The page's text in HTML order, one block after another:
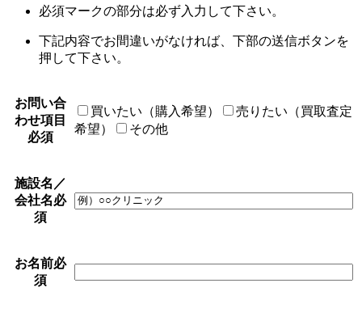
必須マークの部分は必ず入力して下さい。
下記内容でお間違いがなければ、下部の送信ボタンを
押して下さい。
お問い合
わせ項目
必須
買いたい（購入希望）
売りたい（買取査定
希望）
その他
施設名／
会社名必
須
お名前必
須